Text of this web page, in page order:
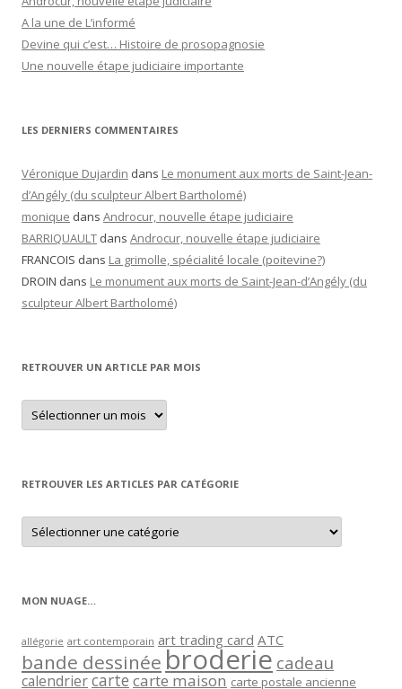
A la une de L’informé
Devine qui c’est… Histoire de prosopagnosie
Une nouvelle étape judiciaire importante
LES DERNIERS COMMENTAIRES
Véronique Dujardin dans Le monument aux morts de Saint-Jean-
d’Angély (du sculpteur Albert Bartholomé)
monique dans Androcur, nouvelle étape judiciaire
BARRIQUAULT dans Androcur, nouvelle étape judiciaire
FRANCOIS dans La grimolle, spécialité locale (poitevine?)
DROIN dans Le monument aux morts de Saint-Jean-d’Angély (du
sculpteur Albert Bartholomé)
RETROUVER UN ARTICLE PAR MOIS
Retrouver
un
article
RETROUVER LES ARTICLES PAR CATÉGORIE
Retrouver
les
articles
MON NUAGE…
allégorie art contemporain art trading card ATC
bande dessinée broderie cadeau
calendriercarte carte maison carte postale ancienne